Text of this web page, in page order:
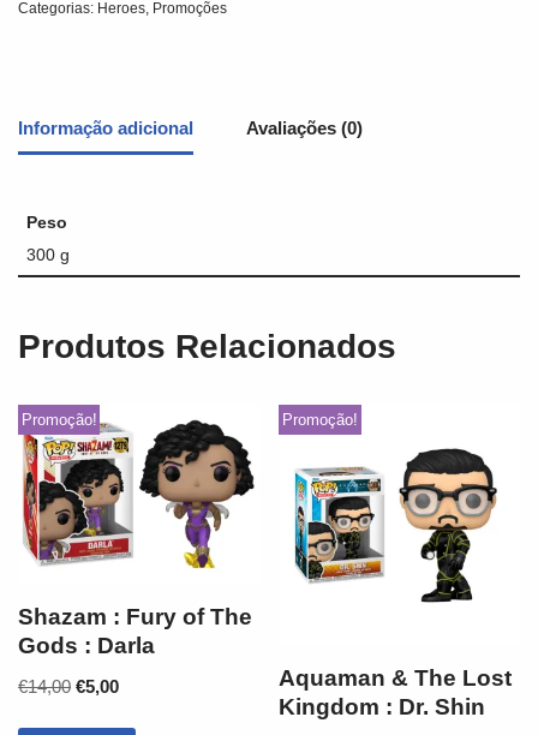
Categorias: Heroes, Promoções
Informação adicional Avaliações (0)
Peso
300 g
Produtos Relacionados
Promoção!
Shazam : Fury of The
Gods : Darla
€14,00 €5,00
Promoção!
Aquaman & The Lost
Kingdom : Dr. Shin